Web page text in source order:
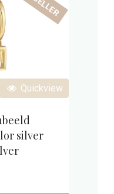
Quickview
silver